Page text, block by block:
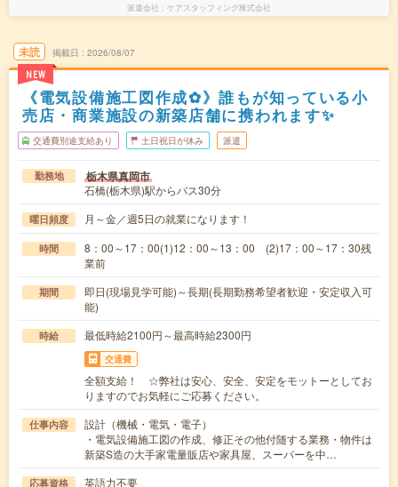
派遣会社 ケアスタッフィング株式会社
未読
NEW
掲載日 2026/08/07
《電気設備施工図作成✿》誰もが知っている小
売店・商業施設の新築店舗に携われます✨
交通費別途支給あり 土日祝日が休み 派遣
勤務地 栃木県真岡市
石橋(栃木県)駅からバス30分
曜日頻度 月～金／週5日の就業になります！
時間
8：00～17：00(1)12：00～13：00 (2)17：00～17：30残
業前
期間
即日(現場見学可能)～長期(長期勤務希望者歓迎・安定収入可
能)
時給 最低時給2100円～最高時給2300円
交通費
全額支給！ ☆弊社は安心、安全、安定をモットーとしてお
りますのでお気軽にご応募ください。
仕事内容
設計（機械・電気・電子）
・電気設備施工図の作成、修正その他付随する業務・物件は
新築S造の大手家電量販店や家具屋、スーパーを中…
応募資格 英語力不要